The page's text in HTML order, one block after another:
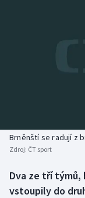
Biatlon
Box
Aplikace ČT
Brněnští se radují z
Zdroj: ČT sport
Dva ze tří týmů,
vstoupily do